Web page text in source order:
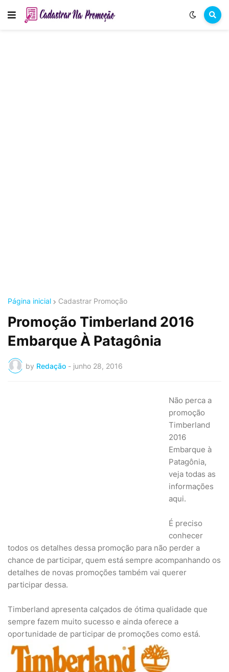
Página inicial Cadastrar Promoção
Promoção Timberland 2016
Embarque À Patagônia
by Redação - junho 28, 2016
Não perca a
promoção
Timberland
2016
Embarque à
Patagônia,
veja todas as
informações
aqui.
É preciso
conhecer
todos os detalhes dessa promoção para não perder a
chance de participar, quem está sempre acompanhando os
detalhes de novas promoções também vai querer
participar dessa.
Timberland apresenta calçados de ótima qualidade que
sempre fazem muito sucesso e ainda oferece a
oportunidade de participar de promoções como está.